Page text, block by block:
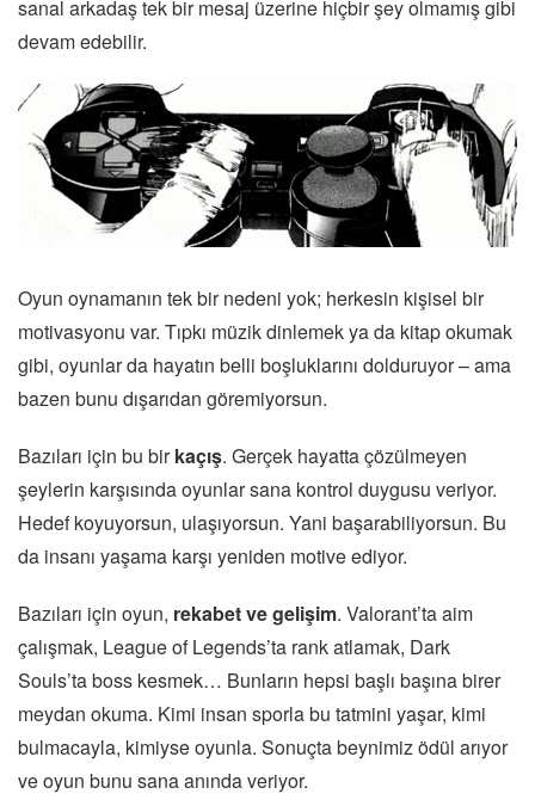
sanal arkadaş tek bir mesaj üzerine hiçbir şey olmamış gibi
devam edebilir.
Oyun oynamanın tek bir nedeni yok; herkesin kişisel bir
motivasyonu var. Tıpkı müzik dinlemek ya da kitap okumak
gibi, oyunlar da hayatın belli boşluklarını dolduruyor – ama
bazen bunu dışarıdan göremiyorsun.
Bazıları için bu birkaçış. Gerçek hayatta çözülmeyen
şeylerin karşısında oyunlar sana kontrol duygusu veriyor.
Hedef koyuyorsun, ulaşıyorsun. Yani başarabiliyorsun. Bu
da insanı yaşama karşı yeniden motive ediyor.
Bazıları için oyun, rekabet ve gelişim. Valorant’ta aim
çalışmak, League of Legends’ta rank atlamak, Dark
Souls’ta boss kesmek… Bunların hepsi başlı başına birer
meydan okuma. Kimi insan sporla bu tatmini yaşar, kimi
bulmacayla, kimiyse oyunla. Sonuçta beynimiz ödül arıyor
ve oyun bunu sana anında veriyor.